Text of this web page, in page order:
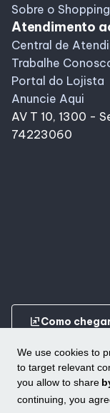
We use cookies to
to target relevant
you allow to share
continuing, you
Sobre o Shopping
Atendimento
Central de
Trabalhe
Portal do Lojista
Anuncie Aqui
AV T 10, 1300 -
74223060
ungroupComo